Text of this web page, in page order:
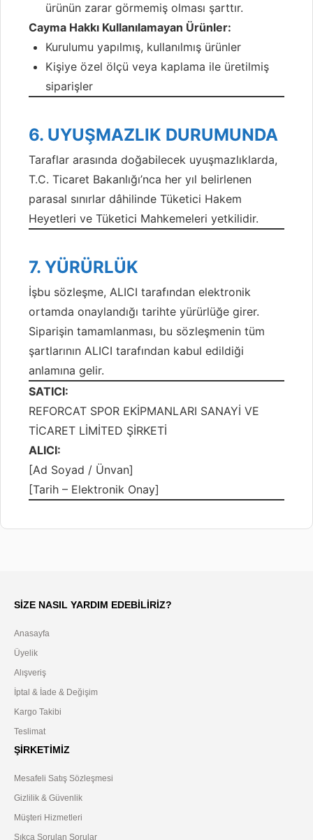
ürünün zarar görmemiş olması şarttır.
Cayma Hakkı Kullanılamayan Ürünler:
Kurulumu yapılmış, kullanılmış ürünler
Kişiye özel ölçü veya kaplama ile üretilmiş
siparişler
6. UYUŞMAZLIK DURUMUNDA
Taraflar arasında doğabilecek uyuşmazlıklarda,
T.C. Ticaret Bakanlığı’nca her yıl belirlenen
parasal sınırlar dâhilinde Tüketici Hakem
Heyetleri ve Tüketici Mahkemeleri yetkilidir.
7. YÜRÜRLÜK
İşbu sözleşme, ALICI tarafından elektronik
ortamda onaylandığı tarihte yürürlüğe girer.
Siparişin tamamlanması, bu sözleşmenin tüm
şartlarının ALICI tarafından kabul edildiği
anlamına gelir.
SATICI:
REFORCAT SPOR EKİPMANLARI SANAYİ VE
TİCARET LİMİTED ŞİRKETİ
ALICI:
[Ad Soyad / Ünvan]
[Tarih – Elektronik Onay]
SIZE NASIL YARDIM EDEBILIRIZ?
Anasayfa
Üyelik
Alışveriş
İptal & İade & Değişim
Kargo Takibi
Teslimat
ŞIRKETIMIZ
Mesafeli Satış Sözleşmesi
Gizlilik & Güvenlik
Müşteri Hizmetleri
Sıkça Sorulan Sorular